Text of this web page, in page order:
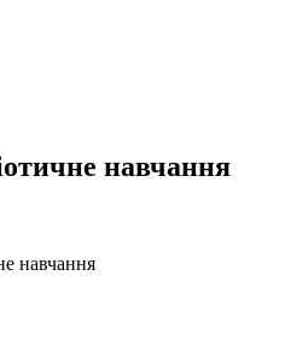
навчання
навчання